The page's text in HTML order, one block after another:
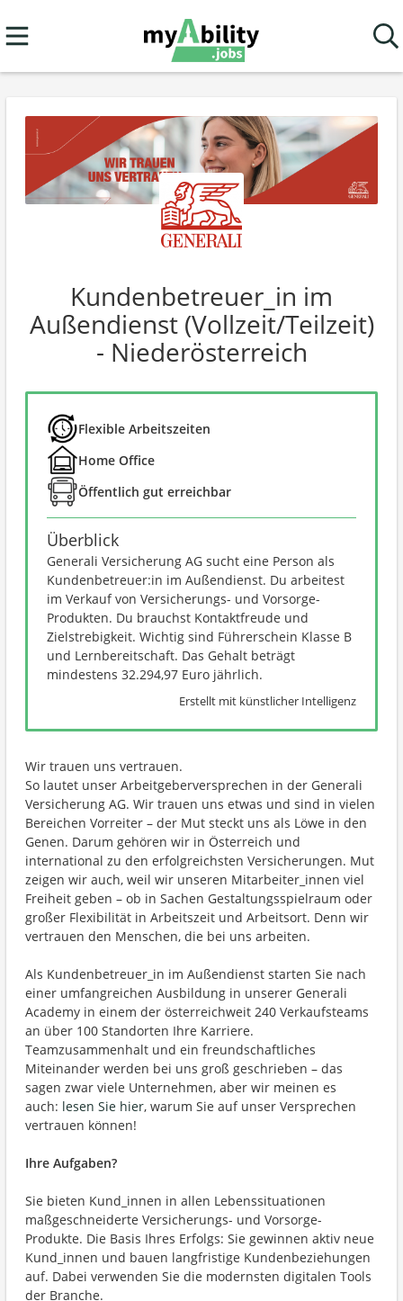
Kundenbetreuer_in im
Außendienst (Vollzeit/Teilzeit)
- Niederösterreich
Flexible Arbeitszeiten
Home Office
Öffentlich gut erreichbar
Überblick
Generali Versicherung AG sucht eine Person als
Kundenbetreuer:in im Außendienst. Du arbeitest
im Verkauf von Versicherungs- und Vorsorge-
Produkten. Du brauchst Kontaktfreude und
Zielstrebigkeit. Wichtig sind Führerschein Klasse B
und Lernbereitschaft. Das Gehalt beträgt
mindestens 32.294,97 Euro jährlich.
Erstellt mit künstlicher Intelligenz
Wir trauen uns vertrauen.
So lautet unser Arbeitgeberversprechen in der Generali
Versicherung AG. Wir trauen uns etwas und sind in vielen
Bereichen Vorreiter – der Mut steckt uns als Löwe in den
Genen. Darum gehören wir in Österreich und
international zu den erfolgreichsten Versicherungen. Mut
zeigen wir auch, weil wir unseren Mitarbeiter_innen viel
Freiheit geben – ob in Sachen Gestaltungsspielraum oder
großer Flexibilität in Arbeitszeit und Arbeitsort. Denn wir
vertrauen den Menschen, die bei uns arbeiten.
Als Kundenbetreuer_in im Außendienst starten Sie nach
einer umfangreichen Ausbildung in unserer Generali
Academy in einem der österreichweit 240 Verkaufsteams
an über 100 Standorten Ihre Karriere.
Teamzusammenhalt und ein freundschaftliches
Miteinander werden bei uns groß geschrieben – das
sagen zwar viele Unternehmen, aber wir meinen es
auch: lesen Sie hier, warum Sie auf unser Versprechen
vertrauen können!
Ihre Aufgaben?
Sie bieten Kund_innen in allen Lebenssituationen
maßgeschneiderte Versicherungs- und Vorsorge-
Produkte. Die Basis Ihres Erfolgs: Sie gewinnen aktiv neue
Kund_innen und bauen langfristige Kundenbeziehungen
auf. Dabei verwenden Sie die modernsten digitalen Tools
der Branche.